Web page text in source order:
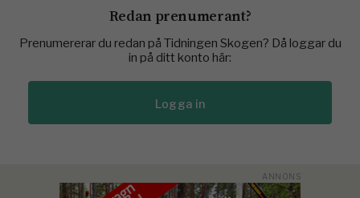
Redan prenumerant?
Prenumererar du redan på Tidningen Skogen? Då loggar du
in på ditt konto här:
Logga in